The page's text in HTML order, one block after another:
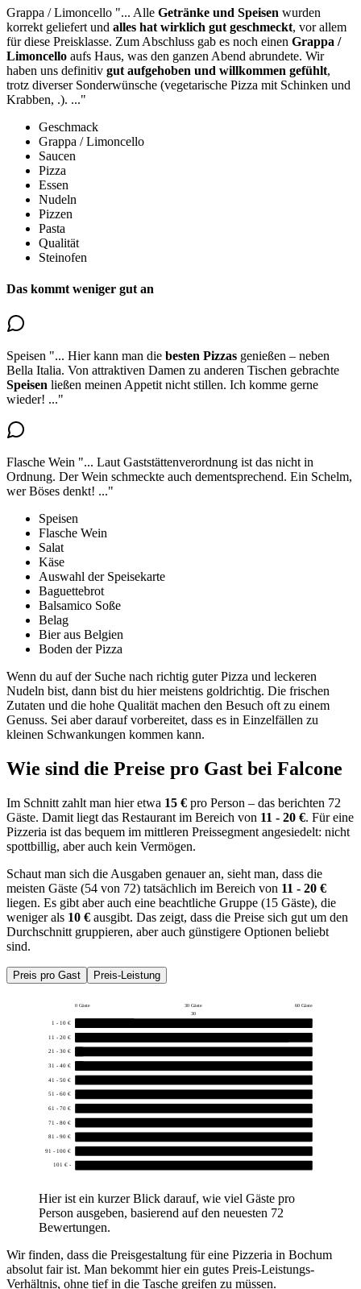
Grappa / Limoncello "... Alle Getränke und Speisen wurden
korrekt geliefert und alles hat wirklich gut geschmeckt, vor allem
für diese Preisklasse. Zum Abschluss gab es noch einen Grappa /
Limoncello aufs Haus, was den ganzen Abend abrundete. Wir
haben uns definitiv gut aufgehoben und willkommen gefühlt,
trotz diverser Sonderwünsche (vegetarische Pizza mit Schinken und
Krabben, .). ..."
Geschmack
Grappa / Limoncello
Saucen
Pizza
Essen
Nudeln
Pizzen
Pasta
Qualität
Steinofen
Das kommt weniger gut an
Speisen "... Hier kann man die besten Pizzas genießen – neben
Bella Italia. Von attraktiven Damen zu anderen Tischen gebrachte
Speisen ließen meinen Appetit nicht stillen. Ich komme gerne
wieder! ..."
Flasche Wein "... Laut Gaststättenverordnung ist das nicht in
Ordnung. Der Wein schmeckte auch dementsprechend. Ein Schelm,
wer Böses denkt! ..."
Speisen
Flasche Wein
Salat
Käse
Auswahl der Speisekarte
Baguettebrot
Balsamico Soße
Belag
Bier aus Belgien
Boden der Pizza
Wenn du auf der Suche nach richtig guter Pizza und leckeren
Nudeln bist, dann bist du hier meistens goldrichtig. Die frischen
Zutaten und die hohe Qualität machen den Besuch oft zu einem
Genuss. Sei aber darauf vorbereitet, dass es in Einzelfällen zu
kleinen Schwankungen kommen kann.
Wie sind die Preise pro Gast bei Falcone
Im Schnitt zahlt man hier etwa 15 € pro Person – das berichten 72
Gäste. Damit liegt das Restaurant im Bereich von 11 - 20 €. Für eine
Pizzeria ist das bequem im mittleren Preissegment angesiedelt: nicht
spottbillig, aber auch kein Vermögen.
Schaut man sich die Ausgaben genauer an, sieht man, dass die
meisten Gäste (54 von 72) tatsächlich im Bereich von 11 - 20 €
liegen. Es gibt aber auch eine beachtliche Gruppe (15 Gäste), die
weniger als 10 € ausgibt. Das zeigt, dass die Preise sich gut um den
Durchschnitt gruppieren, aber auch günstigere Optionen beliebt
sind.
Preis pro Gast Preis-Leistung
0 Gäste 30 Gäste
60 Gäste
30
1 - 10 €
11 - 20 €
21 - 30 €
31 - 40 €
41 - 50 €
51 - 60 €
61 - 70 €
71 - 80 €
81 - 90 €
91 - 100 €
101 € -
Hier ist ein kurzer Blick darauf, wie viel Gäste pro
Person ausgeben, basierend auf den neuesten 72
Bewertungen.
Wir finden, dass die Preisgestaltung für eine Pizzeria in Bochum
absolut fair ist. Man bekommt hier ein gutes Preis-Leistungs-
Verhältnis, ohne tief in die Tasche greifen zu müssen.